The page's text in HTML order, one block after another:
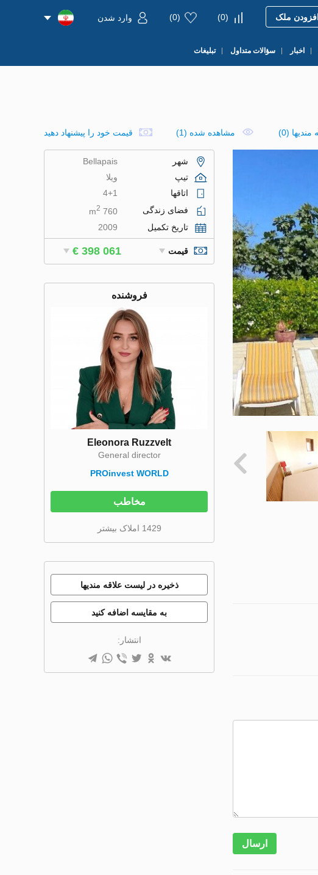
افزودن ملک (
0
)
(
0
) وارد شدن
اخبار سؤالات متداول تبلیغات
(
0
) مشاهده شده (1) قیمت خود را پیشنهاد دهید
ارسال
شهر
Bellapais
تیپ
ویلا
اتاقها
4+1
فضای زندگی
760 m
2
تاریخ تکمیل 2009
قیمت € 398 061
فروشنده
Eleonora Ruzzvelt
General director
PROinvest WORLD
مخاطب
1429 املاک بیشتر
ذخیره در لیست علاقه مندیها
به مقایسه اضافه کنید
انتشار: